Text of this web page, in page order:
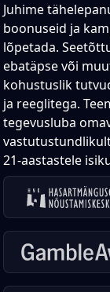
Juhime
boonuseid ja
lõpetada.
ebatäpse või
kohustuslik
ja reeglitega.
tegevusluba
21-aastastele